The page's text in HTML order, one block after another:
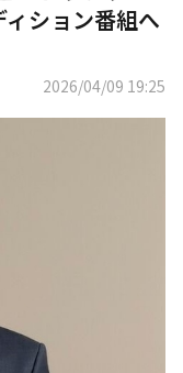
ション番組へ
2026/04/09 19:25